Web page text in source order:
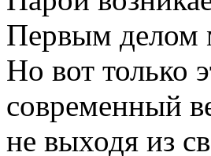
Первым делом
Но вот только
современный
не выходя из